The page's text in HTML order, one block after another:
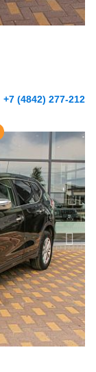
+7 (4842) 277-212